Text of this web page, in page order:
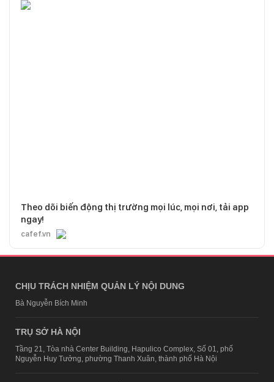
Theo dõi biến động thị trường mọi lúc, mọi nơi, tải app
ngay!
cafef.vn
CHỊU TRÁCH NHIỆM QUẢN LÝ NỘI DUNG
Bà Nguyễn Bích Minh
TRỤ SỞ HÀ NỘI
Tầng 21, Tòa nhà Center Building, Hapulico Complex, Số 01, phố
Nguyễn Huy Tưởng, phường Thanh Xuân, thành phố Hà Nội